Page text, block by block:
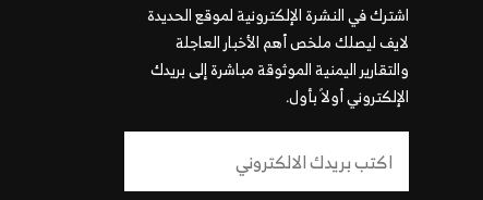
اشترك في النشرة الإلكترونية لموقع الحديدة
لايف ليصلك ملخص أهم الأخبار العاجلة
والتقارير اليمنية الموثوقة مباشرة إلى بريدك
الإلكتروني أولاً بأول.